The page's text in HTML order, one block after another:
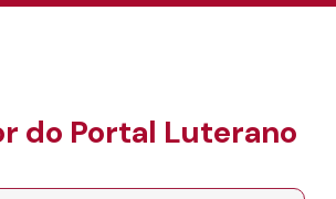
do Portal Luterano